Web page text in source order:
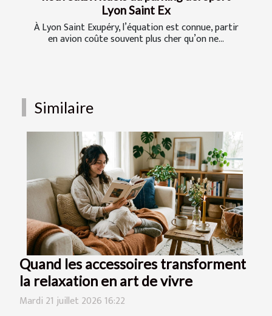
Lyon Saint Ex
À Lyon Saint Exupéry, l’équation est connue, partir
en avion coûte souvent plus cher qu’on ne...
Similaire
Quand les accessoires transforment
la relaxation en art de vivre
Mardi 21 juillet 2026 16:22